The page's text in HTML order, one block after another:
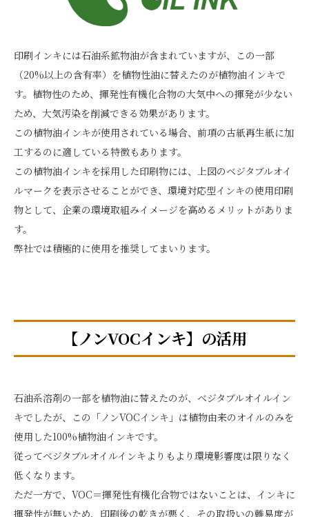
印刷インキには石油系鉱物油が含まれていますが、この一部
（20%以上の含有率）を植物性油に替えたのが植物油インキで
す。植物性のため、揮発性有機化合物の大気中への揮発が少ない
ため、大気汚染を削減できる効果があります。
この植物油インキが使用されている場合、前項の古紙再生紙に加
工するのに適している特徴もあります。
この植物油インキを採用した印刷物には、上図のベジタブルオイ
ルマークを表示させることができ、環境対応型インキの使用印刷
物として、企業の環境取組みイメージを高めるメリットがありま
す。
弊社では積極的に使用を推奨してまいります。
【ノンVOCインキ】の活用
石油系溶剤の一部を植物油に替えたのが、ベジタブルオイルイン
キでしたが、この「ノンVOCインキ」は植物由来のオイルのみを
使用した100%植物油インキです。
従ってベジタブルオイルインキよりもより環境影響度は限りなく
低くなります。
ただ一方で、VOC＝揮発性有機化合物ではないことは、インキに
揮発性が無いため、印刷後の乾きが悪く、その取扱いの難易度が